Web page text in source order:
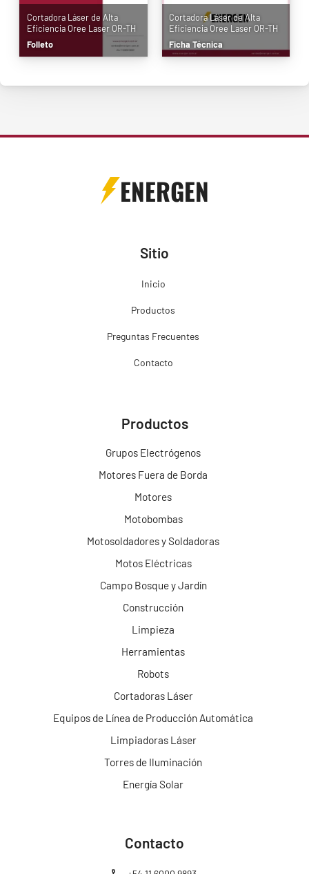
Cortadora Láser de Alta
Eficiencia Oree Laser OR-TH
Folleto
Cortadora Láser de Alta
Eficiencia Oree Laser OR-TH
Ficha Técnica
ENERGEN
Sitio
Inicio
Productos
Preguntas Frecuentes
Contacto
Productos
Grupos Electrógenos
Motores Fuera de Borda
Motores
Motobombas
Motosoldadores y Soldadoras
Motos Eléctricas
Campo Bosque y Jardín
Construcción
Limpieza
Herramientas
Robots
Cortadoras Láser
Equipos de Línea de Producción Automática
Limpiadoras Láser
Torres de Iluminación
Energía Solar
Contacto